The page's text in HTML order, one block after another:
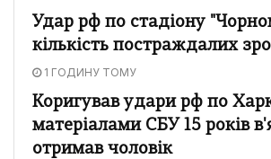
Удар рф по стадіону
кількість постраждалих
1 ГОДИНУ ТОМУ
Коригував удари рф по
матеріалами СБУ 15 років
отримав чоловік